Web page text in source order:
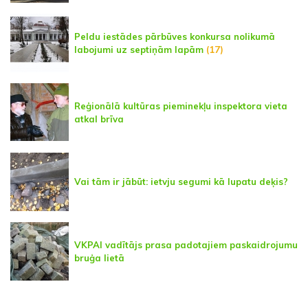
Peldu iestādes pārbūves konkursa nolikumā
labojumi uz septiņām lapām (17)
Reģionālā kultūras pieminekļu inspektora vieta
atkal brīva
Vai tām ir jābūt: ietvju segumi kā lupatu deķis?
VKPAI vadītājs prasa padotajiem paskaidrojumu
bruģa lietā